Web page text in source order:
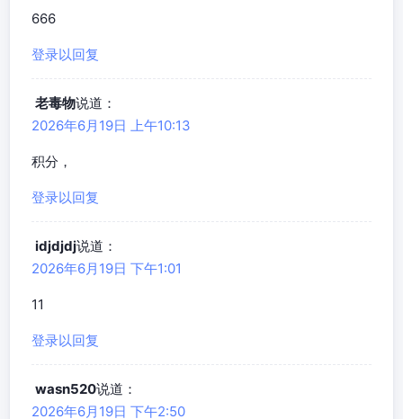
666
登录以回复
老毒物说道：
2026年6月19日 上午10:13
积分，
登录以回复
idjdjdj说道：
2026年6月19日 下午1:01
11
登录以回复
wasn520说道：
2026年6月19日 下午2:50